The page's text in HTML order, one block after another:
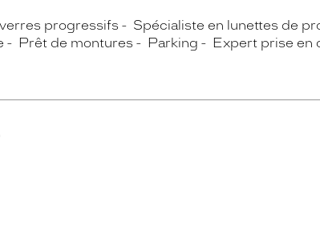
progressifs
Spécialiste en lunettes de
Prêt de montures Parking
Expert prise en